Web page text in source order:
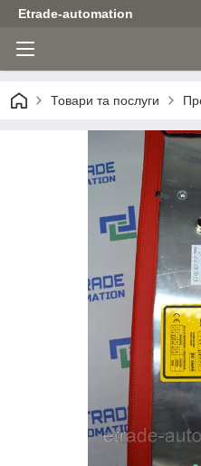
Etrade-automation
Товари та послуги